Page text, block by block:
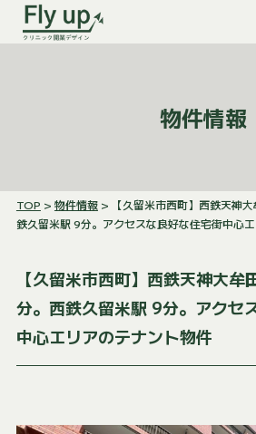
物件情報
TOP > 物件情報> 【久留米市西町】西鉄天神
鉄久留米駅 9分。アクセスな良好な住宅街中心
【久留米市西町】西鉄天神大
分。西鉄久留米駅 9分。アクセ
中心エリアのテナント物件